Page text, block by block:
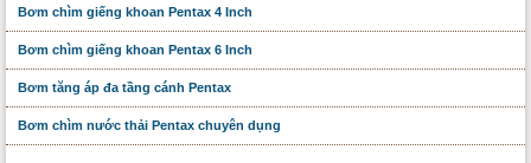
Bơm chìm giếng khoan Pentax 4 Inch
Bơm chìm giếng khoan Pentax 6 Inch
Bơm tăng áp đa tầng cánh Pentax
Bơm chìm nước thải Pentax chuyên dụng